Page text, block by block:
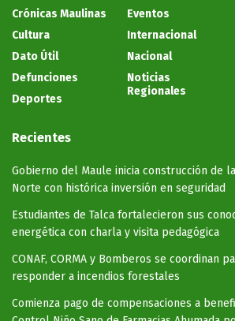
Crónicas Maulinas
Cultura
Dato Útil
Defunciones
Deportes
Eventos
Internacional
Nacional
Noticias
Regionales
Recientes
Gobierno del Maule inicia construcción de
Norte con histórica inversión en seguridad
Estudiantes de Talca fortalecieron sus
energética con charla y visita pedagógica
CONAF, CORMA y Bomberos se coordinan
responder a incendios forestales
Comienza pago de compensaciones a